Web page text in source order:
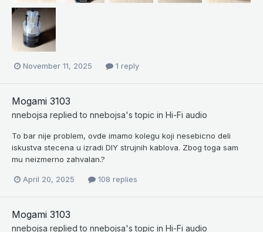
November 11, 2025 1 reply
Mogami 3103
nnebojsa replied to nnebojsa's topic in Hi-Fi audio
To bar nije problem, ovde imamo kolegu koji nesebicno deli
iskustva stecena u izradi DIY strujnih kablova. Zbog toga sam
mu neizmerno zahvalan.?
April 20, 2025 108 replies
Mogami 3103
nnebojsa replied to nnebojsa's topic in Hi-Fi audio